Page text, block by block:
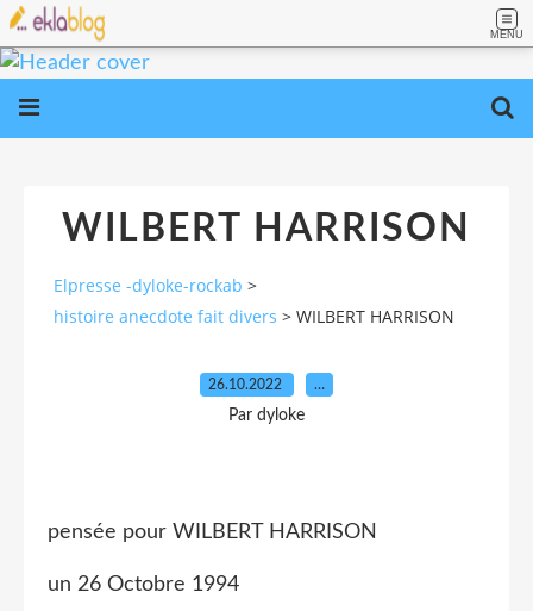
MENU
WILBERT HARRISON
Elpresse -dyloke-rockab >
histoire anecdote fait divers > WILBERT HARRISON
26.10.2022 …
Par dyloke
pensée pour WILBERT HARRISON
un 26 Octobre 1994